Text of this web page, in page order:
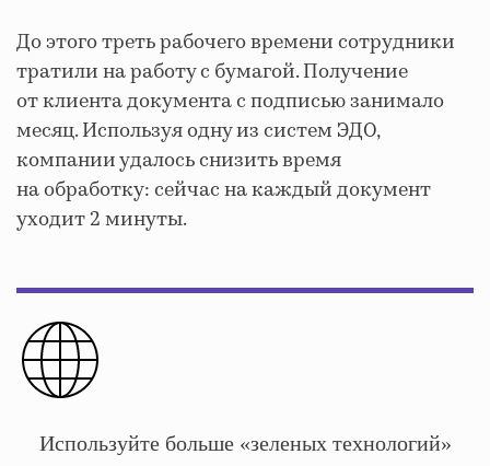
До этого треть рабочего времени сотрудники
тратили на работу с бумагой. Получение
от клиента документа с подписью занимало
месяц. Используя одну из систем ЭДО,
компании удалось снизить время
на обработку: сейчас на каждый документ
уходит 2 минуты.
Используйте больше «зеленых технологий»